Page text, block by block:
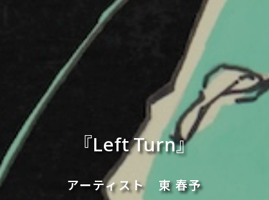
『Left Turn』
アーティスト 東 春予